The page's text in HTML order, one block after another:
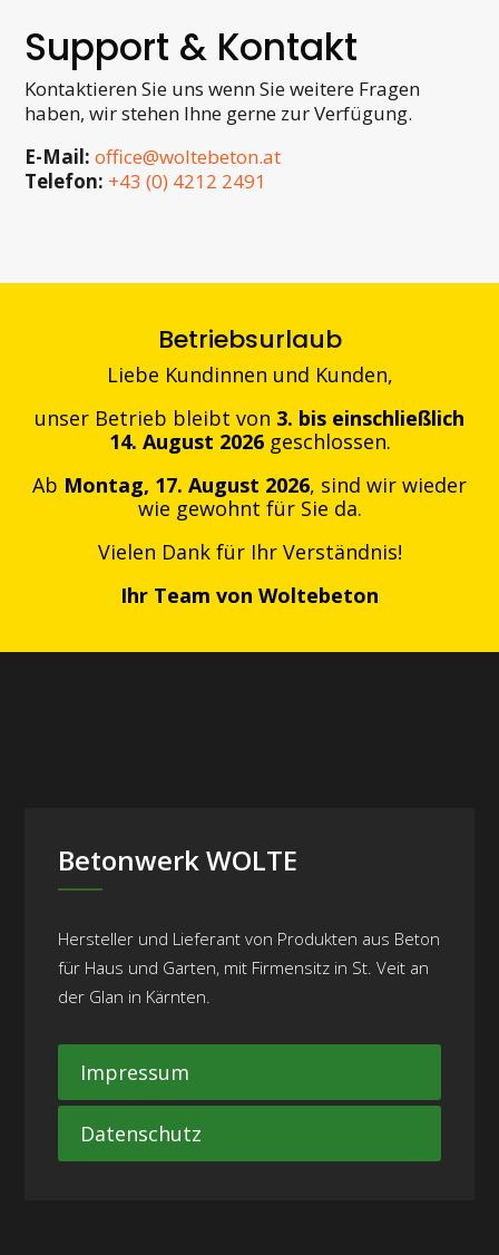
Support & Kontakt
Kontaktieren Sie uns wenn Sie weitere Fragen
haben, wir stehen Ihne gerne zur Verfügung.
E-Mail: office@woltebeton.at
Telefon: +43 (0) 4212 2491
Betriebsurlaub
Liebe Kundinnen und Kunden,
unser Betrieb bleibt von 3. bis einschließlich
14. August 2026geschlossen.
Ab Montag, 17. August 2026, sind wir wieder
wie gewohnt für Sie da.
Vielen Dank für Ihr Verständnis!
Ihr Team von Woltebeton
Betonwerk WOLTE
Hersteller und Lieferant von Produkten aus Beton
für Haus und Garten, mit Firmensitz in St. Veit an
der Glan in Kärnten.
Impressum
Datenschutz